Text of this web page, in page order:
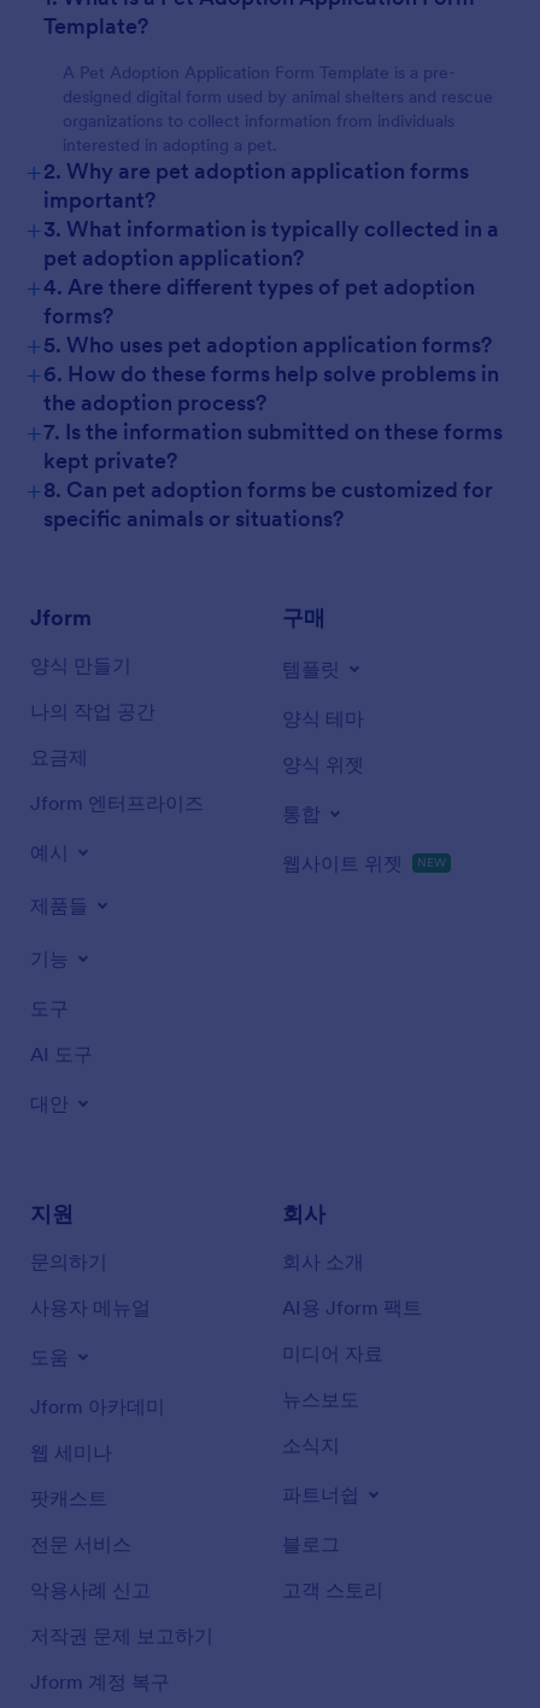
Template?
A Pet Adoption Application Form Template is a pre-
designed digital form used by animal shelters and rescue
organizations to collect information from individuals
interested in adopting a pet.
+2. Why are pet adoption application forms
important?
+3. What information is typically collected in a
pet adoption application?
+4. Are there different types of pet adoption
forms?
+5. Who uses pet adoption application forms?
+6. How do these forms help solve problems in
the adoption process?
+7. Is the information submitted on these forms
kept private?
+8. Can pet adoption forms be customized for
specific animals or situations?
Jform
양식 만들기
나의 작업 공간
요금제
Jform 엔터프라이즈
예시
제품들
기능
도구
AI 도구
대안
구매
템플릿
양식 테마
양식 위젯
통합
웹사이트 위젯 NEW
지원
문의하기
사용자 메뉴얼
도움
Jform 아카데미
웹 세미나
팟캐스트
전문 서비스
악용사례 신고
저작권 문제 보고하기
Jform 계정 복구
회사
회사 소개
AI용 Jform 팩트
미디어 자료
뉴스보도
소식지
파트너쉽
블로그
고객 스토리